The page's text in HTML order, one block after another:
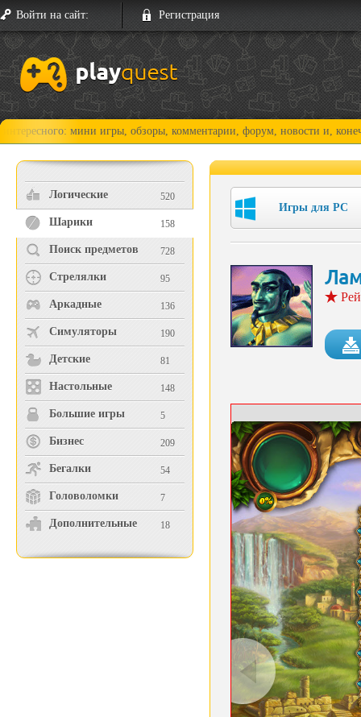
Войти на сайт: Регистрация
мини игры, обзоры, комментарии, форум, новости и, конечно,
Логические 520
Шарики 158
Поиск предметов 728
Стрелялки 95
Аркадные 136
Симуляторы 190
Детские 81
Настольные 148
Большие игры 5
Бизнес 209
Бегалки 54
Головоломки 7
Дополнительные 18
Игры для PC